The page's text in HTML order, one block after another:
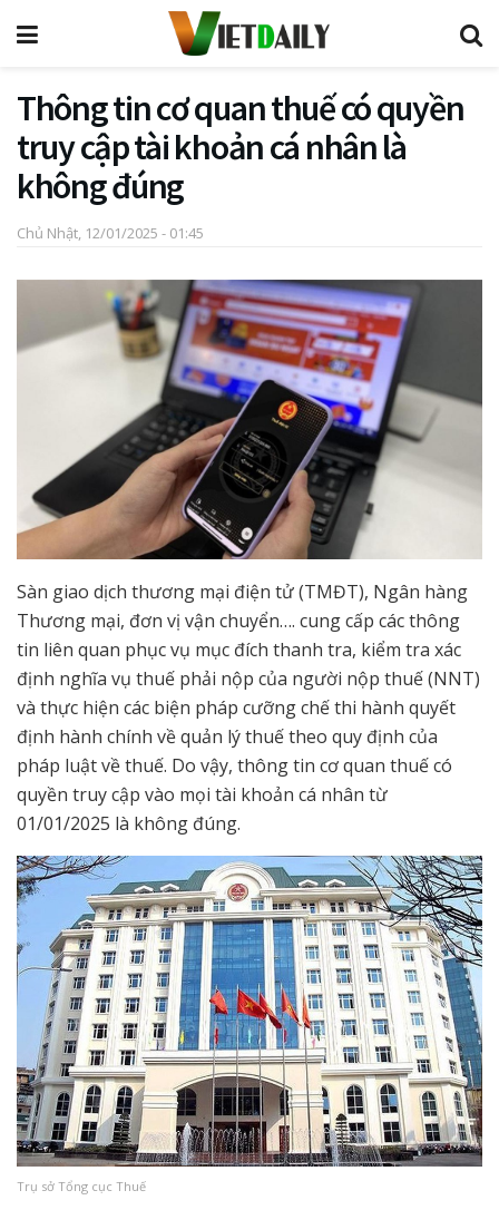
Thông tin cơ quan thuế có quyền
truy cập tài khoản cá nhân là
không đúng
Chủ Nhật, 12/01/2025 - 01:45
Sàn giao dịch thương mại điện tử (TMĐT), Ngân hàng
Thương mại, đơn vị vận chuyển…. cung cấp các thông
tin liên quan phục vụ mục đích thanh tra, kiểm tra xác
định nghĩa vụ thuế phải nộp của người nộp thuế (NNT)
và thực hiện các biện pháp cưỡng chế thi hành quyết
định hành chính về quản lý thuế theo quy định của
pháp luật về thuế. Do vậy, thông tin cơ quan thuế có
quyền truy cập vào mọi tài khoản cá nhân từ
01/01/2025 là không đúng.
Trụ sở Tổng cục Thuế